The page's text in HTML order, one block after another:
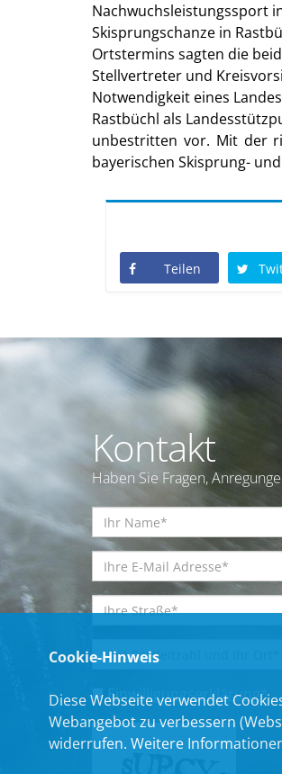
Nachwuchsleistungssport
Skisprungschanze in
Ortstermins sagten die
Stellvertreter und
Notwendigkeit eines
Rastbüchl als
unbestritten vor. Mit der
bayerischen Skisprung-
Teilen
Kontakt
Haben Sie Fragen,
Einwilligungserklärung*
Cookie-Hinweis
Diese Webseite verwendet
Webangebot zu verbessern
widerrufen. Weitere